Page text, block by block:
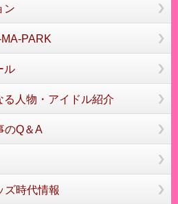
ン
PARK
ル
人物・アイドル紹介
のQ＆A
ズ時代情報